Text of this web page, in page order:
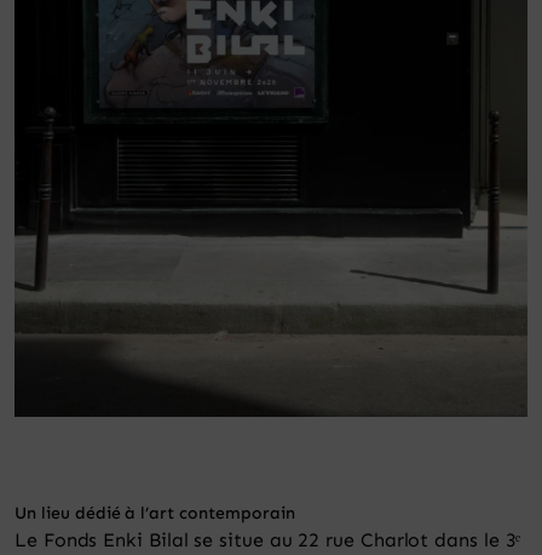
Un lieu dédié à l’art contemporain
Le Fonds Enki Bilal se situe au 22 rue Charlot dans le 3ᵉ